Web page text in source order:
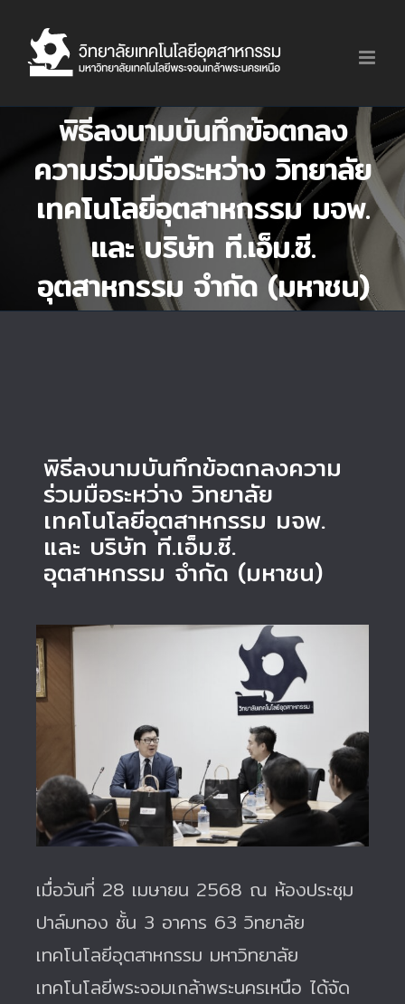
content
พิธีลงนามบันทึกข้อตกลง
ความร่วมมือระหว่าง วิทยาลัย
เทคโนโลยีอุตสาหกรรม มจพ.
และ บริษัท ที.เอ็ม.ซี.
อุตสาหกรรม จำกัด (มหาชน)
พิธีลงนามบันทึกข้อตกลงความ
ร่วมมือระหว่าง วิทยาลัย
เทคโนโลยีอุตสาหกรรม มจพ.
และ บริษัท ที.เอ็ม.ซี.
อุตสาหกรรม จำกัด (มหาชน)
เมื่อวันที่ 28 เมษายน 2568 ณ ห้องประชุม
ปาล์มทอง ชั้น 3 อาคาร 63 วิทยาลัย
เทคโนโลยีอุตสาหกรรม มหาวิทยาลัย
เทคโนโลยีพระจอมเกล้าพระนครเหนือ ได้จัด